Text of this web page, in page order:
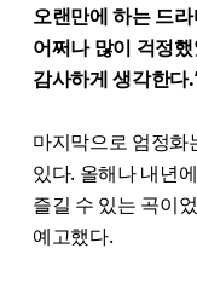
오랜만에 하는 드
어쩌나 많이 걱정
감사하게 생각한다
마지막으로 엄정화
있다. 올해나 내년
즐길 수 있는 곡이
예고했다.